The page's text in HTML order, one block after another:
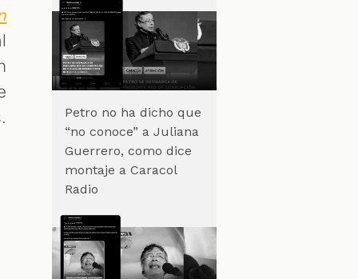
Petro no ha dicho que
“no conoce” a Juliana
Guerrero, como dice
montaje a Caracol
Radio